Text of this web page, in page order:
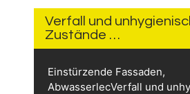
2026
Verfall und
Zustände …
Einstürzende Fassaden,
AbwasserlecVerfall und